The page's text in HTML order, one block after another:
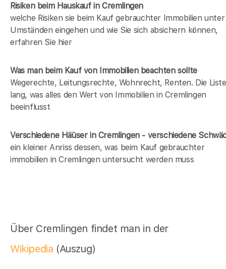
Risiken beim Hauskaufin Cremlingen
welche Risiken sie beim Kauf gebrauchter Immobilien unter
Umständen eingehen und wie Sie sich absichern können,
erfahren Sie hier
Was man beim Kauf von Immobilien beachten sollte
Wegerechte, Leitungsrechte, Wohnrecht, Renten. Die
lang, was alles den Wert von Immobilien in Cremlingen
beeinflusst
Verschiedene Häüser in Cremlingen - verschiedene
ein kleiner Anriss dessen, was beim Kauf gebrauchter
immobilien in Cremlingen untersucht werden muss
Über Cremlingen findet man in der
Wikipedia (Auszug)